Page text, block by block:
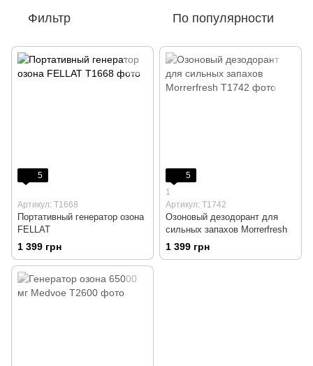
Фильтр По популярности
5
Артикул: T1668
Портативный генератор озона
FELLAT
1 399 грн
5
1
Артикул: T1742
Озоновый дезодорант для
сильных запахов Morrerfresh
1 399 грн